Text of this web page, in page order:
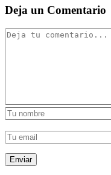
Deja un Comentario